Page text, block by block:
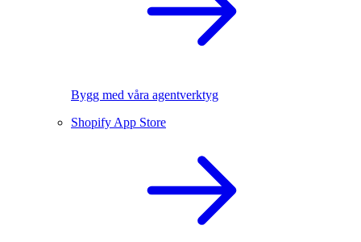
Bygg med våra agentverktyg
Shopify App Store